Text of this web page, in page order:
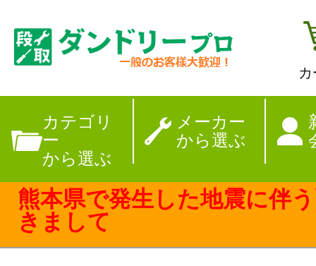
カテゴリ
ー
から選ぶ
メーカー
から選ぶ
【夏季休暇のお
熊本県で発生した地震に伴
きまして